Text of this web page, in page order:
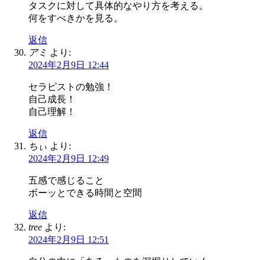
タスクに対して具体的なやり方を考える。
何をすべきかを見る。
返信
アミ より:
2024年2月9日 12:44
セラピストの勉強！
自己成長！
自己理解！
返信
ちぃ より:
2024年2月9日 12:49
五感で感じること
ボーッとできる時間と空間
返信
tree より:
2024年2月9日 12:51